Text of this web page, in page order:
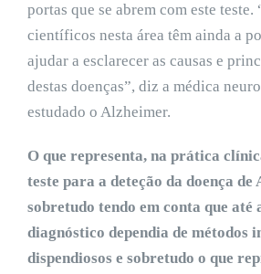
portas que se abrem com este teste.
científicos nesta área têm ainda a
ajudar a esclarecer as causas e
destas doenças”, diz a médica
estudado o Alzheimer.
O que representa, na prática
teste para a deteção da doença de
sobretudo tendo em conta que até
diagnóstico dependia de métodos
dispendiosos e sobretudo o que